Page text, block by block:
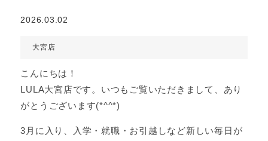
2026.03.02
大宮店
こんにちは！
LULA大宮店です。いつもご覧いただきまして、あり
がとうございます(*^^*)
3月に入り、入学・就職・お引越しなど新しい毎日が